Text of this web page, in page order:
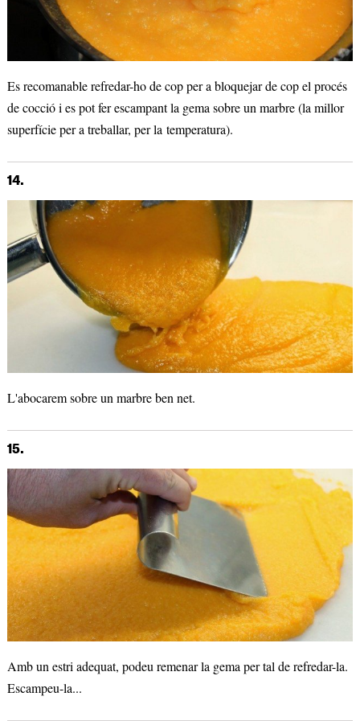
Es recomanable refredar-ho de cop per a bloquejar de cop el procés
de cocció i es pot fer escampant la gema sobre un marbre (la millor
superfície per a treballar, per la temperatura).
14.
L'abocarem sobre un marbre ben net.
15.
Amb un estri adequat, podeu remenar la gema per tal de refredar-la.
Escampeu-la...